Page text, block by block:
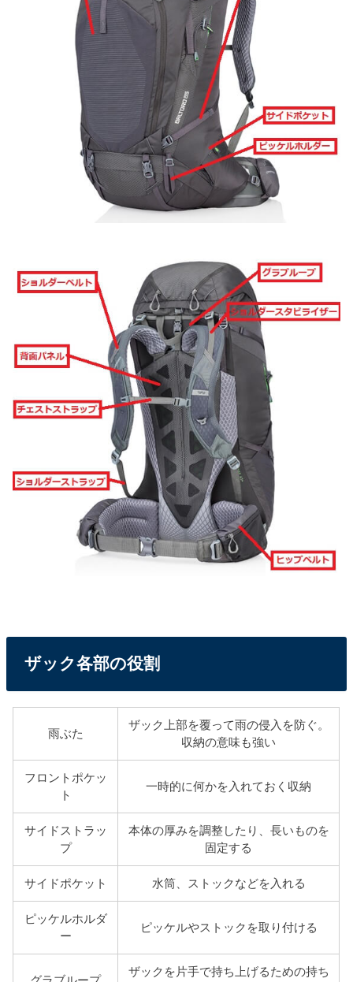
ザック各部の役割
雨ぶた
ザック上部を覆って雨の侵入を防ぐ。
収納の意味も強い
フロントポケッ
ト
一時的に何かを入れておく収納
サイドストラッ
プ
本体の厚みを調整したり、長いものを
固定する
サイドポケット 水筒、ストックなどを入れる
ピッケルホルダ
ー
ピッケルやストックを取り付ける
ザックを片手で持ち上げるための持ち